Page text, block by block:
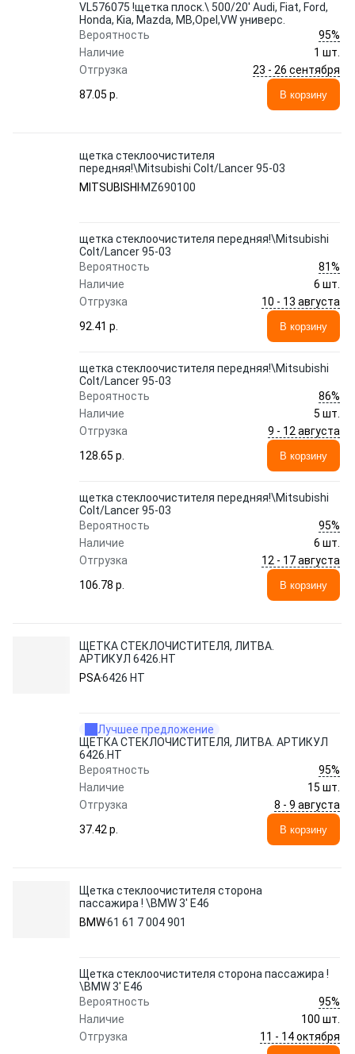
VL576075 !щетка плоск.\ 500/20' Audi, Fiat, Ford,
Honda, Kia, Mazda, MB,Opel,VW универс.
Вероятность
95%
Наличие
1 шт.
Отгрузка
23 - 26 сентября
87.05 p.
В корзину
щетка стеклоочистителя
передняя!\Mitsubishi Colt/Lancer 95-03
MITSUBISHI MZ690100
щетка стеклоочистителя передняя!\Mitsubishi
Colt/Lancer 95-03
Вероятность
81%
Наличие
6 шт.
Отгрузка
10 - 13 августа
92.41 p.
В корзину
щетка стеклоочистителя передняя!\Mitsubishi
Colt/Lancer 95-03
Вероятность
86%
Наличие
5 шт.
Отгрузка
9 - 12 августа
128.65 p.
В корзину
щетка стеклоочистителя передняя!\Mitsubishi
Colt/Lancer 95-03
Вероятность
95%
Наличие
6 шт.
Отгрузка
12 - 17 августа
106.78 p.
В корзину
ЩЕТКА СТЕКЛОЧИСТИТЕЛЯ, ЛИТВА.
АРТИКУЛ 6426.HT
PSA6426 HT
Лучшее предложение
ЩЕТКА СТЕКЛОЧИСТИТЕЛЯ, ЛИТВА. АРТИКУЛ
6426.HT
Вероятность
95%
Наличие
15 шт.
Отгрузка
8 - 9 августа
37.42 p.
В корзину
Щетка стеклоочистителя сторона
пассажира ! \BMW 3' E46
BMW61 61 7 004 901
Щетка стеклоочистителя сторона пассажира !
\BMW 3' E46
Вероятность
95%
Наличие
100 шт.
Отгрузка
11 - 14 октября